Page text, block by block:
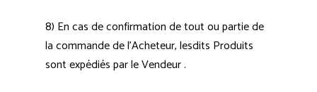
8) En cas de confirmation de tout ou partie de
la commande de l’Acheteur, lesdits Produits
sont expédiés par le Vendeur .